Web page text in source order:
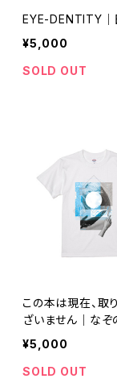
EYE-DENTITY｜
¥5,000
SOLD OUT
この本は現在、取
ざいません｜なぞ
ナー
¥5,000
SOLD OUT